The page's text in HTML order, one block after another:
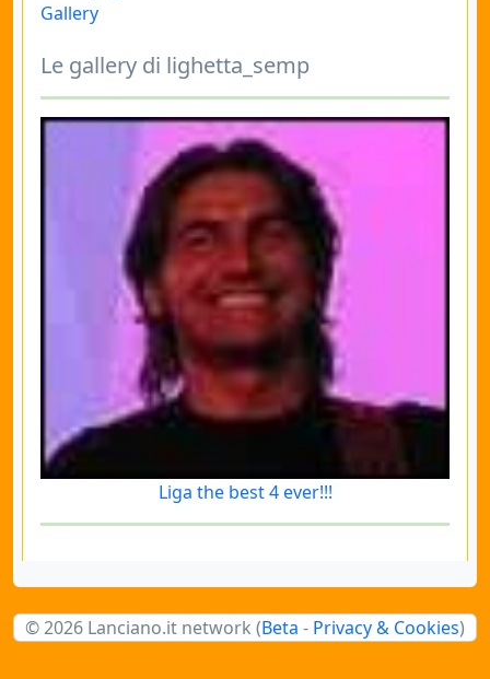
Gallery
Le gallery di lighetta_semp
Liga the best 4 ever!!!
© 2026 Lanciano.it network (Beta - Privacy & Cookies)